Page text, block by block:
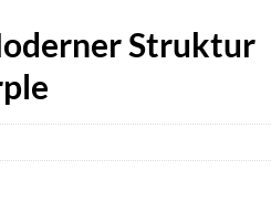
Struktur